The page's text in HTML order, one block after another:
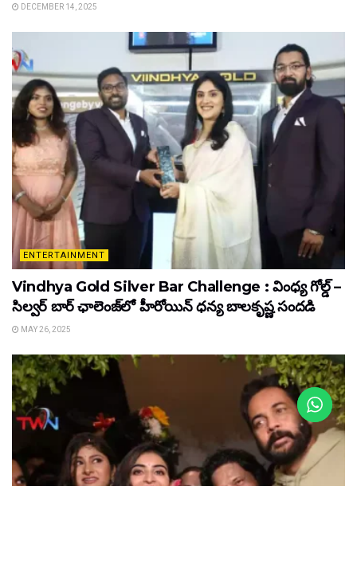
DECEMBER 14, 2025
ENTERTAINMENT
Vindhya Gold Silver Bar Challenge : వింధ్య గోల్డ్ –
సిల్వర్ బార్ ఛాలెంజ్‌లో హీరోయిన్ ధ‌న్య బాల‌కృష్ణ‌ సందడి
MAY 26, 2025